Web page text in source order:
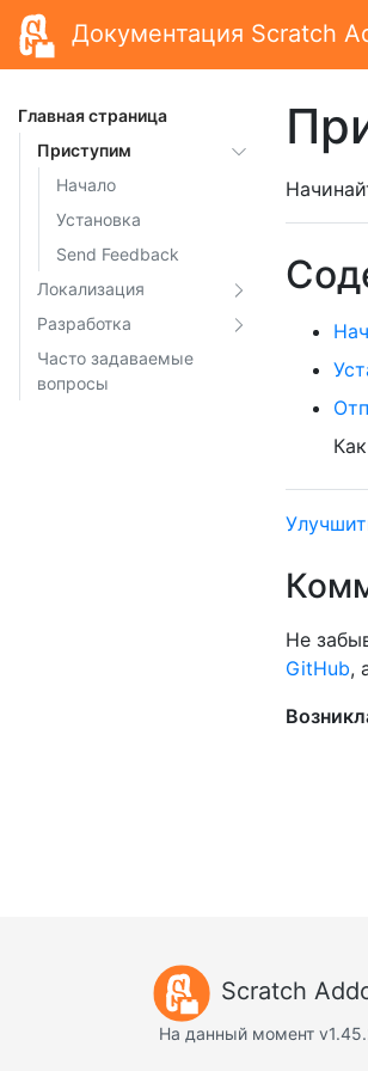
Документация Scratch
Главная страница
Приступим
Начало
Установка
Send Feedback
Локализация
Разработка
Часто задаваемые
вопросы
Не
GitHub,
Scratch
На данный момент